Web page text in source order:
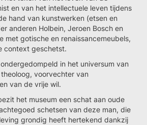
en van het intellectuele leven tijdens
hand van kunstwerken (etsen en
anderen Holbein, Jeroen Bosch en
met gotische en renaissancemeubels,
context geschetst.
in het universum van
voorvechter van
van de vrije wil.
het museum een schat aan oude
schetsen van deze man, die
grondig heeft hertekend dankzij